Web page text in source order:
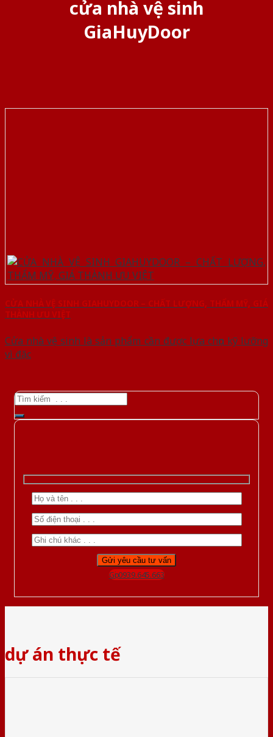
cửa nhà vệ sinh
GiaHuyDoor
CỬA NHÀ VỆ SINH GIAHUYDOOR – CHẤT LƯỢNG, THẨM MỸ, GIÁ
THÀNH ƯU VIỆT
Cửa nhà vệ sinh là sản phẩm cần được lựa chọn kỹ lưỡng
vì đặc
Gọi 0939.645.663
dự án thực tế